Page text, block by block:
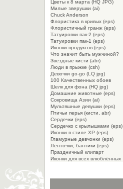
Цветы к 8 марта (HQ JPG)
Милые зверушки (ai)
Chuck Anderson
Флористика в кривых (eps)
Флористичный гранж (eps)
Татуировки пак-2 (eps)
Татуировки пак-1 (eps)
Иконки продуктов (eps)
Что значит быть мужчиной?
Звездные кисти (abr)
Люди в прыжке (csh)
Девочки go-go (LQ jpg)
100 Качественных обоев
Шелк для фона (HQ jpg)
Домашние животные (eps)
Сокровища Азии (ai)
Мультяшные девушки (eps)
Птичьи перья (кисти, abr)
Сердечки (eps)
Сердечко с крылышками (eps)
Иконки в стиле XP (eps)
Гламурные девчонки (eps)
Ленточки, бантики (eps)
Праздничный клипарт
Иконки для всех влюблённых